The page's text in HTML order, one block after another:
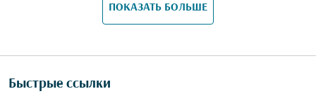
ПОКАЗАТЬ БОЛЬШЕ
Быстрые ссылки